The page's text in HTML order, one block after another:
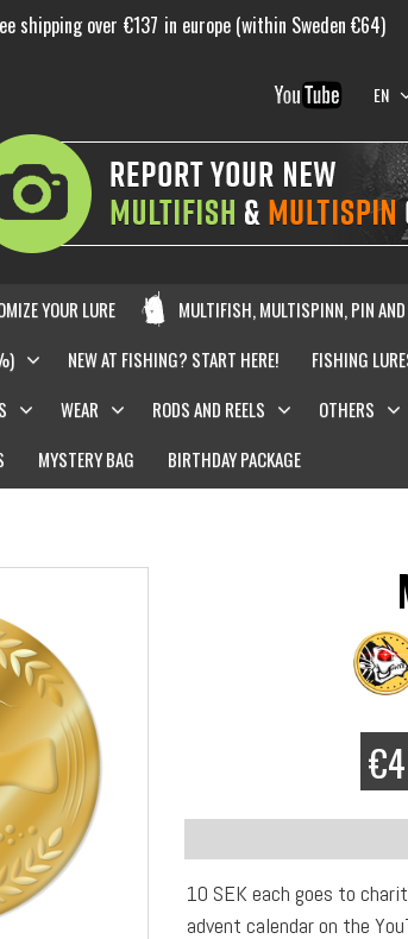
shipping over €137 in europe (within Sweden €64)
EN
YOUR LURE MULTIFISH, MULTISPINN, PIN
NEW AT FISHING? START HERE! FISHING
WEAR RODS AND REELS OTHERS
MYSTERY BAG BIRTHDAY PACKAGE
10 SEK each goes to
advent calendar on the